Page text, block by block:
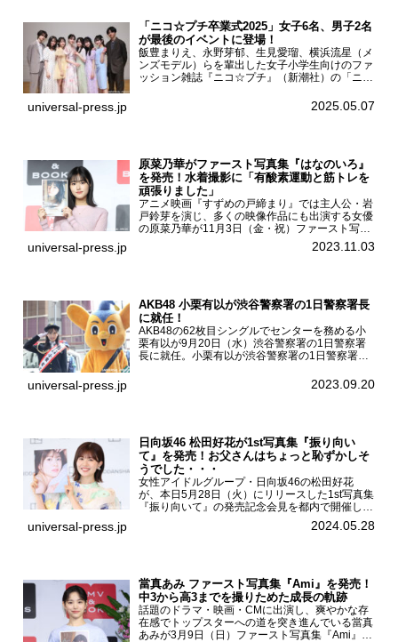
「ニコ☆プチ卒業式2025」女子6名、男子2名
が最後のイベントに登場！
飯豊まりえ、永野芽郁、生見愛瑠、横浜流星（メ
ンズモデル）らを輩出した女子小学生向けのファ
ッション雑誌『ニコ☆プチ』（新潮社）の「ニコ
モード学園コクーンタワーで開催され、卒業モデ
universal-press.jp 2025.05.07
原菜乃華がファースト写真集『はなのいろ』
を発売！水着撮影に「有酸素運動と筋トレを
頑張りました」
アニメ映画『すずめの戸締まり』では主人公・岩
戸鈴芽を演じ、多くの映像作品にも出演する女優
の原菜乃華が11月3日（金・祝）ファースト写真
集『はなのいろ』発売記念イベントを
HMV&BOOKS SHIBUYAで開催した。原菜乃華フ
universal-press.jp 2023.11.03
AKB48 小栗有以が渋谷警察署の1日警察署長
に就任！
AKB48の62枚目シングルでセンターを務める小
栗有以が9月20日（水）渋谷警察署の1日警察署
長に就任。小栗有以が渋谷警察署の1日警察署長
での10日間実施される令和5年 秋の全国交通安全
universal-press.jp 2023.09.20
日向坂46 松田好花が1st写真集『振り向い
て』を発売！お父さんはちょっと恥ずかしそ
うでした・・・
女性アイドルグループ・日向坂46の松田好花
が、本日5月28日（火）にリリースした1st写真集
『振り向いて』の発売記念会見を都内で開催し
た。日向坂46 松田好花1st写真集『振り向いて』
発売記念会見写真集では日向坂46の松田好花を
universal-press.jp 2024.05.28
當真あみ ファースト写真集『Ami』を発売！
中3から高3までを撮りためた成長の軌跡
話題のドラマ・映画・CMに出演し、爽やかな存
在感でトップスターへの道を突き進んでいる當真
あみが3月9日（日）ファースト写真集『Ami』